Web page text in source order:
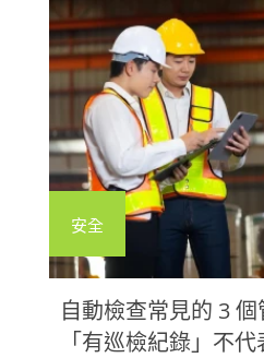
安全
自動檢查常見的 3
「有巡檢紀錄」不代